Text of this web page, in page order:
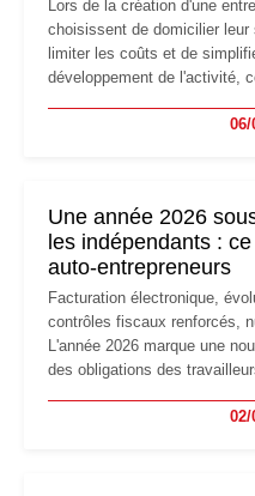
Lors de la création d'une
choisissent de domicilier
limiter les coûts et de
développement de l'activité,
professionnels, recrutement,
06/
Une année 2026
les indépendants :
auto-entrepreneurs
Facturation électronique,
contrôles fiscaux renforcés,
L'année 2026 marque une
des obligations des
les auto-entrepreneurs
02/